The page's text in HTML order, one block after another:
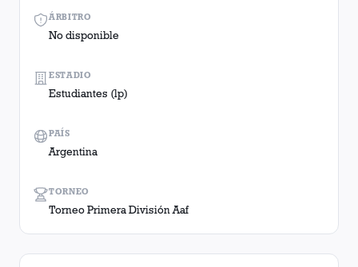
ÁRBITRO
No disponible
TORNEO
Torneo Primera División Aaf
ESTADIO
Estudiantes (lp)
PAÍS
Argentina